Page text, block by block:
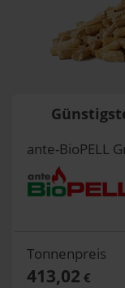
ante-BioPELL
Tonnenpreis
413,02 €